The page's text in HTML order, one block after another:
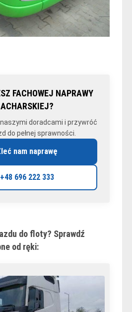
FACHOWEJ NAPRAWY
doradcami i przywróć
do pełnej sprawności.
nam naprawę
+48 696 222 333
do floty? Sprawdź
od ręki: